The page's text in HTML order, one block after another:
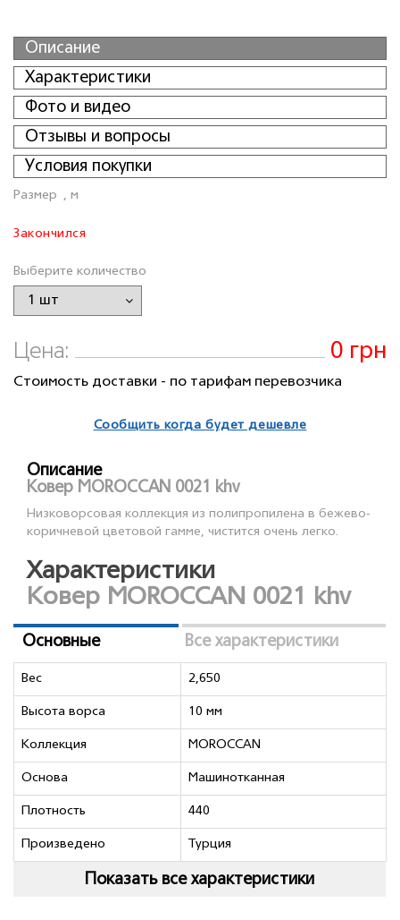
Описание
Характеристики
Фото и видео
Отзывы и вопросы
Условия покупки
Размер , м
Закончился
Выберите количество
Цена: 0 грн
Стоимость доставки - по тарифам перевозчика
Сообщить когда будет дешевле
Описание
Ковер MOROCCAN 0021 khv
Низковорсовая коллекция из полипропилена в бежево-
коричневой цветовой гамме, чистится очень легко.
Характеристики
Ковер MOROCCAN 0021 khv
Основные Все характеристики
Вес 2,650
Высота ворса 10 мм
Коллекция MOROCCAN
Основа Машинотканная
Плотность 440
Произведено Турция
Показать все характеристики